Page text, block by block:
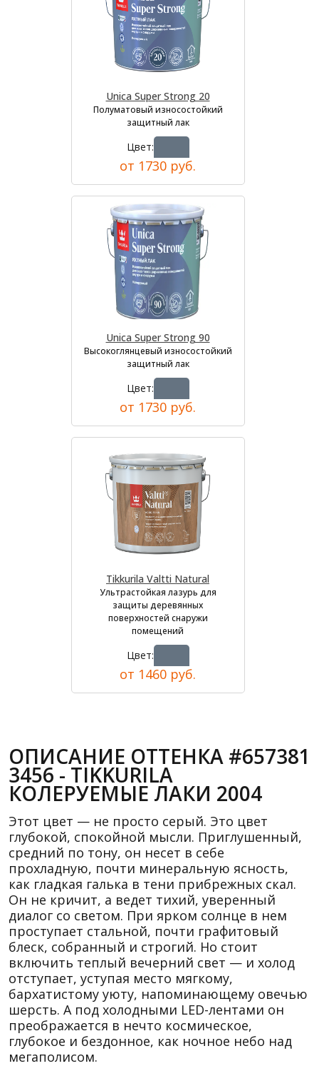
Unica Super Strong 20
Полуматовый износостойкий
защитный лак
Цвет:
от 1730 руб.
Unica Super Strong 90
Высокоглянцевый износостойкий
защитный лак
Цвет:
от 1730 руб.
Tikkurila Valtti Natural
Ультрастойкая лазурь для
защиты деревянных
поверхностей снаружи
помещений
Цвет:
от 1460 руб.
ОПИСАНИЕ ОТТЕНКА #657381
3456 - TIKKURILA
КОЛЕРУЕМЫЕ ЛАКИ 2004
Этот цвет — не просто серый. Это цвет
глубокой, спокойной мысли. Приглушенный,
средний по тону, он несет в себе
прохладную, почти минеральную ясность,
как гладкая галька в тени прибрежных скал.
Он не кричит, а ведет тихий, уверенный
диалог со светом. При ярком солнце в нем
проступает стальной, почти графитовый
блеск, собранный и строгий. Но стоит
включить теплый вечерний свет — и холод
отступает, уступая место мягкому,
бархатистому уюту, напоминающему овечью
шерсть. А под холодными LED-лентами он
преображается в нечто космическое,
глубокое и бездонное, как ночное небо над
мегаполисом.